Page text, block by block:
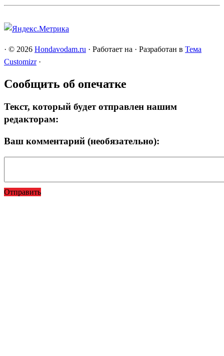
· © 2026 Hondavodam.ru · Работает на · Разработан в Тема
Customizr ·
Сообщить об опечатке
Текст, который будет отправлен нашим
редакторам:
Ваш комментарий (необязательно):
Отправить